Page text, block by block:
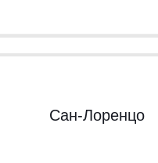
Сан-Лоренцо